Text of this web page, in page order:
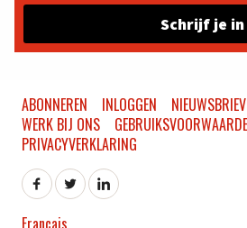
Schrijf je in
ABONNEREN INLOGGEN
WERK BIJ ONS
PRIVACYVERKLARING